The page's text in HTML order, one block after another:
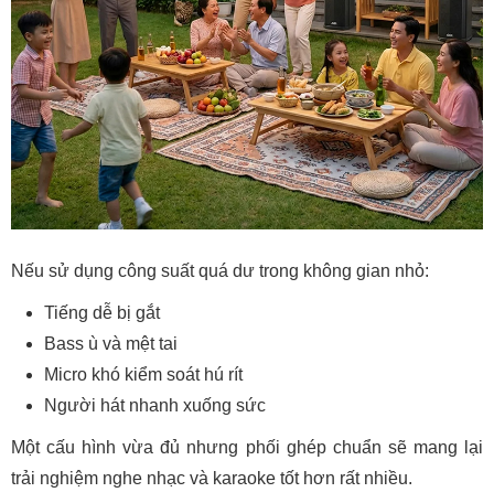
Nếu sử dụng công suất quá dư trong không gian nhỏ:
Tiếng dễ bị gắt
Bass ù và mệt tai
Micro khó kiểm soát hú rít
Người hát nhanh xuống sức
Một cấu hình vừa đủ nhưng phối ghép chuẩn sẽ mang lại
trải nghiệm nghe nhạc và karaoke tốt hơn rất nhiều.